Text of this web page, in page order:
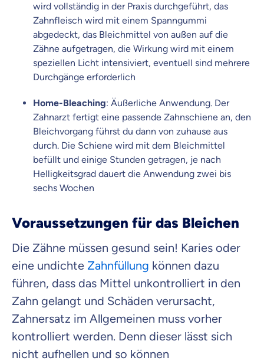
wird vollständig in der Praxis durchgeführt, das
Zahnfleisch wird mit einem Spanngummi
abgedeckt, das Bleichmittel von außen auf die
Zähne aufgetragen, die Wirkung wird mit einem
speziellen Licht intensiviert, eventuell sind mehrere
Durchgänge erforderlich
Home-Bleaching: Äußerliche Anwendung. Der
Zahnarzt fertigt eine passende Zahnschiene an, den
Bleichvorgang führst du dann von zuhause aus
durch. Die Schiene wird mit dem Bleichmittel
befüllt und einige Stunden getragen, je nach
Helligkeitsgrad dauert die Anwendung zwei bis
sechs Wochen
Voraussetzungen für das Bleichen
Die Zähne müssen gesund sein! Karies oder
eine undichte Zahnfüllung können dazu
führen, dass das Mittel unkontrolliert in den
Zahn gelangt und Schäden verursacht,
Zahnersatz im Allgemeinen muss vorher
kontrolliert werden. Denn dieser lässt sich
nicht aufhellen und so können